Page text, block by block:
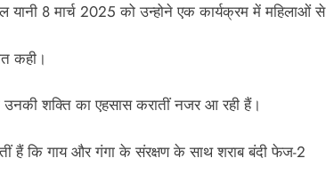
यानी 8 मार्च 2025 को उन्होने एक कार्यक्रम में महिलाओं से
कही।
शक्ति का एहसास करातीं नजर आ रही हैं।
हैं कि गाय और गंगा के संरक्षण के साथ शराब बंदी फेज-2